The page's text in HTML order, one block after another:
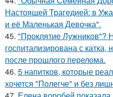
Настоящей Трагедией: в
и её Маленькая Девочка".
45. "Проклятие Лужников"?
госпитализирована с катка,
после прошлого перелома.
46. 5 напитков, которые
хочется "Полегче" и без